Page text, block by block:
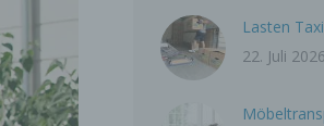
Lasten
22. Juli 2026